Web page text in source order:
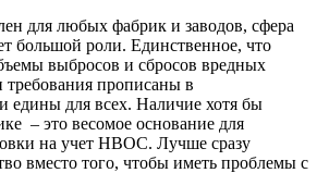
для любых фабрик и заводов, сфера
большой роли. Единственное, что
выбросов и сбросов вредных
прописаны в
едины для всех. Наличие хотя бы
– это весомое основание для
на учет НВОС. Лучше сразу
вместо того, чтобы иметь проблемы с